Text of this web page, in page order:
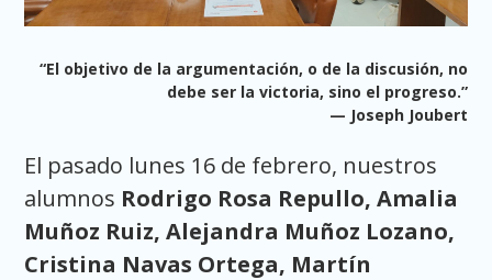
“El objetivo de la argumentación, o de la discusión, no
debe ser la victoria, sino el progreso.”
— Joseph Joubert
El pasado lunes 16 de febrero, nuestros
alumnos Rodrigo Rosa Repullo, Amalia
Muñoz Ruiz, Alejandra Muñoz Lozano,
Cristina Navas Ortega, Martín